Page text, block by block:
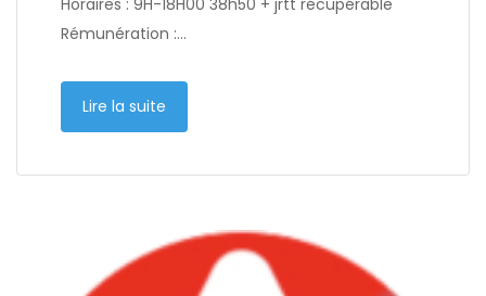
Horaires : 9H-18H00 38h50 + jrtt récupérable
Rémunération :…
Lire la suite